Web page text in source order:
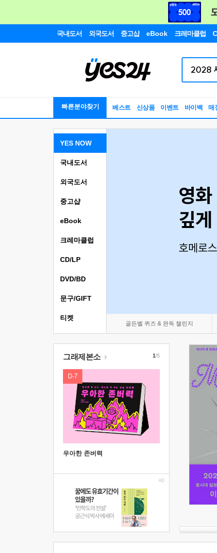
국내도서 외국도서 중고샵 eBook 크레마클럽
빠른분야찾기 베스트 신상품 이벤트 바이백 매
YES NOW
골든벨 퀴즈 & 완독 챌린지
국내도서
외국도서
중고샵
eBook
크레마클럽
CD/LP
DVD/BD
문구/GIFT
티켓
그래제본소
D-7
우아한 존버력
1/5